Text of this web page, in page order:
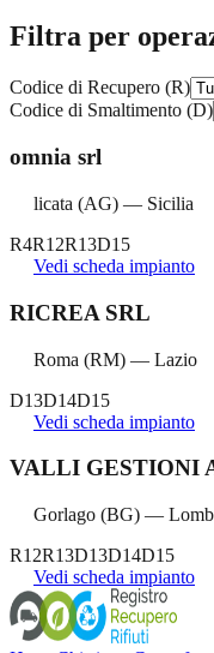
Filtra per
Codice di Recupero (R)
Codice di Smaltimento (D)
omnia srl
licata (AG) — Sicilia
R4R12R13D15
Vedi scheda impianto
RICREA SRL
Roma (RM) — Lazio
D13D14D15
Vedi scheda impianto
VALLI GESTIONI
Gorlago (BG) —
R12R13D13D14D15
Vedi scheda impianto